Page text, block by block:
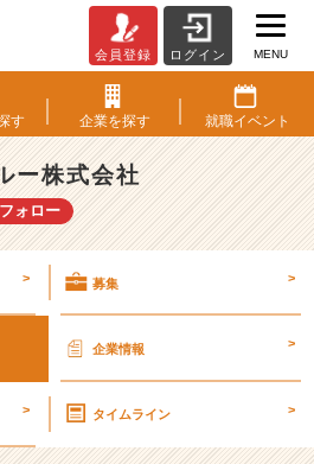
会員登録 ログイン MENU
す 企業を探す 就職イベント
ー株式会社
ォロー
> 募集 >
企業情報 >
> タイムライン >